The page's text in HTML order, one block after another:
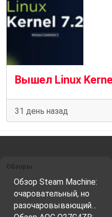
31 день назад
Обзоры
Обзор Steam Machine:
очаровательный, но
разочаровывающий…